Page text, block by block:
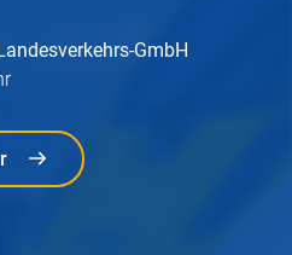
GmbH